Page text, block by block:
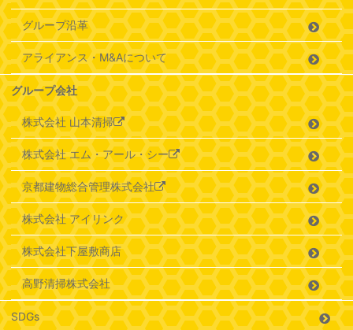
グループ沿革
アライアンス・M&Aについて
グループ会社
株式会社 山本清掃
株式会社 エム・アール・シー
京都建物総合管理株式会社
株式会社 アイリンク
株式会社下屋敷商店
高野清掃株式会社
SDGs